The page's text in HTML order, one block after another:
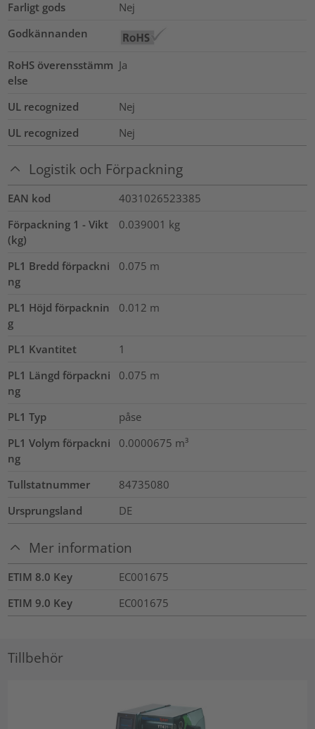
Farligt gods
Nej
Godkännanden
RoHS överensstämm
else
Ja
UL recognized
Nej
UL recognized
Nej
Logistik och Förpackning
EAN kod
4031026523385
Förpackning 1 - Vikt
(kg)
0.039001 kg
PL1 Bredd förpackni
ng
0.075 m
PL1 Höjd förpacknin
g
0.012 m
PL1 Kvantitet
1
PL1 Längd förpackni
ng
0.075 m
PL1 Typ
påse
PL1 Volym förpackni
ng
0.0000675 m³
Tullstatnummer
84735080
Ursprungsland
DE
Mer information
ETIM 8.0 Key
EC001675
ETIM 9.0 Key
EC001675
Tillbehör